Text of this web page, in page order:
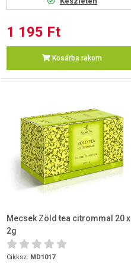
1 195 Ft
Kosárba rakom
Mecsek Zöld tea citrommal 20 x
2g
Cikksz. MD1017